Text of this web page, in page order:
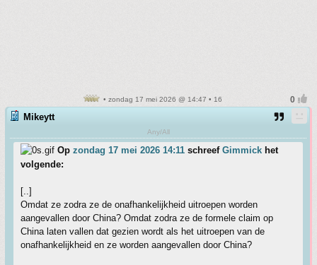
• zondag 17 mei 2026 @ 14:47 • 16
Mikeytt
Any/All
Op zondag 17 mei 2026 14:11 schreef Gimmick het
volgende:
[..]
Omdat ze zodra ze de onafhankelijkheid uitroepen worden
aangevallen door China? Omdat zodra ze de formele claim op
China laten vallen dat gezien wordt als het uitroepen van de
onafhankelijkheid en ze worden aangevallen door China?